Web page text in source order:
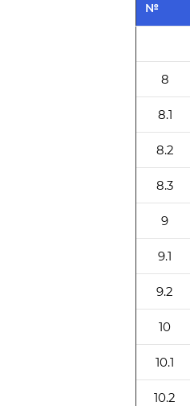
№
8
8.1
8.2
8.3
9
9.1
9.2
10
10.1
10.2